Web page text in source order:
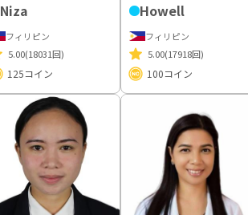
Niza
フィリピン
5.00(18031回)
125コイン
Howell
フィリピン
5.00(17918回)
100コイン